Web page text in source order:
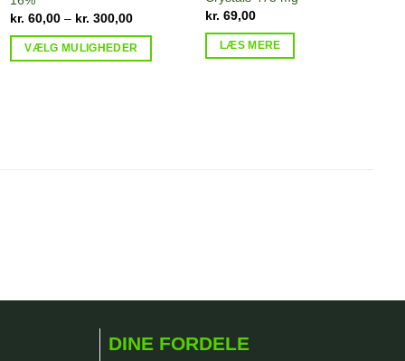
kr. 60,00 – kr. 300,00Prisinterval:
til
kr. 300,00
VÆLG MULIGHEDER
kr. 69,00
LÆS MERE
DINE FORDELE